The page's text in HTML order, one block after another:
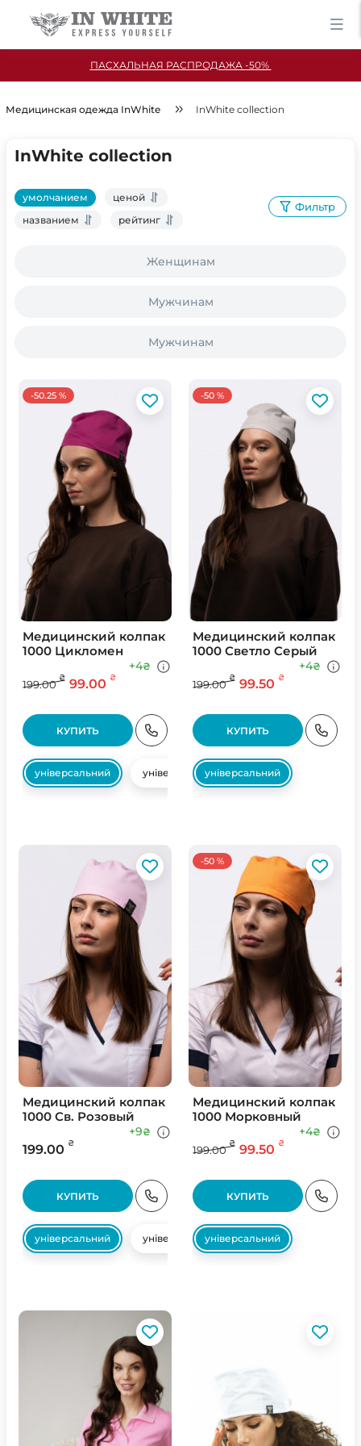
ПАСХАЛЬНАЯ РАСПРОДАЖА -50%
Медицинская одежда InWhite InWhite collection
InWhite collection
умолчанием
ценой
названием
рейтинг
Фильтр
Женщинам
Мужчинам
Мужчинам
-50.25 %
Медицинский колпак
1000 Цикломен
199.00
₴ 99.00 ₴
+4₴
КУПИТЬ
універсальний універсальний
-50 %
Медицинский колпак
1000 Светло Серый
199.00
₴ 99.50 ₴
+4₴
КУПИТЬ
універсальний
Медицинский колпак
1000 Св. Розовый
199.00 ₴
+9₴
КУПИТЬ
універсальний універсальний
-50 %
Медицинский колпак
1000 Морковный
199.00
₴ 99.50 ₴
+4₴
КУПИТЬ
універсальний